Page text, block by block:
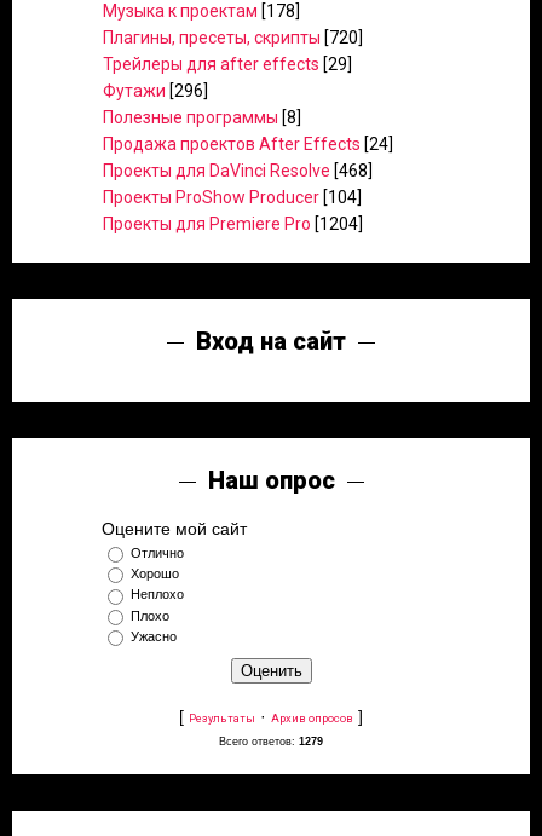
Музыка к проектам [178]
Плагины, пресеты, скрипты [720]
Трейлеры для after effects [29]
Футажи [296]
Полезные программы [8]
Продажа проектов After Effects [24]
Проекты для DaVinci Resolve [468]
Проекты ProShow Producer [104]
Проекты для Premiere Pro [1204]
Вход на сайт
Наш опрос
Оцените мой сайт
Отлично
Хорошо
Неплохо
Плохо
Ужасно
[ Результаты · Архив опросов ]
Всего ответов: 1279